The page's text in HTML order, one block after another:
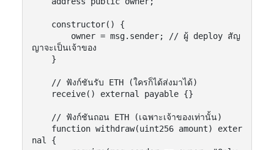
ญาจะเป็นเจ้าของ
nal {